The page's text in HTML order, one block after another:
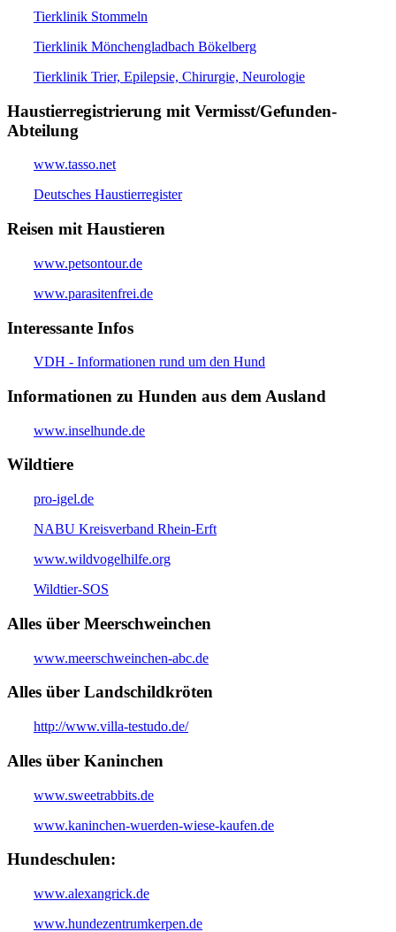
Tierklinik Stommeln
Tierklinik Mönchengladbach Bökelberg
Tierklinik Trier, Epilepsie, Chirurgie, Neurologie
Haustierregistrierung mit Vermisst/Gefunden-
Abteilung
www.tasso.net
Deutsches Haustierregister
Reisen mit Haustieren
www.petsontour.de
www.parasitenfrei.de
Interessante Infos
VDH - Informationen rund um den Hund
Informationen zu Hunden aus dem Ausland
www.inselhunde.de
Wildtiere
pro-igel.de
NABU Kreisverband Rhein-Erft
www.wildvogelhilfe.org
Wildtier-SOS
Alles über Meerschweinchen
www.meerschweinchen-abc.de
Alles über Landschildkröten
http://www.villa-testudo.de/
Alles über Kaninchen
www.sweetrabbits.de
www.kaninchen-wuerden-wiese-kaufen.de
Hundeschulen:
www.alexangrick.de
www.hundezentrumkerpen.de